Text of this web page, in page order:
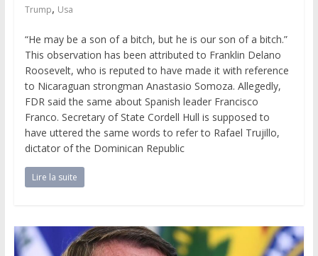
Trump, Usa
“He may be a son of a bitch, but he is our son of a bitch.”
This observation has been attributed to Franklin Delano
Roosevelt, who is reputed to have made it with reference
to Nicaraguan strongman Anastasio Somoza. Allegedly,
FDR said the same about Spanish leader Francisco
Franco. Secretary of State Cordell Hull is supposed to
have uttered the same words to refer to Rafael Trujillo,
dictator of the Dominican Republic
Lire la suite